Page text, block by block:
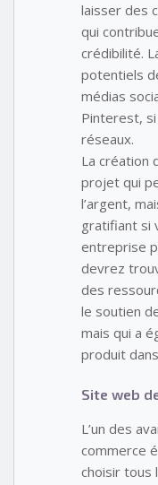
laisser des
qui
crédibilité.
potentiels
médias
Pinterest,
réseaux.
La création
projet qui
l’argent,
gratifiant si
entreprise
devrez
des
le soutien
mais qui a
produit
Site web
L’un des
commerce
choisir tous